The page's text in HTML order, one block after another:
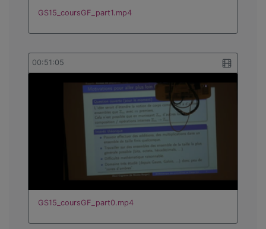
GS15_coursGF_part1.mp4
00:51:05
GS15_coursGF_part0.mp4